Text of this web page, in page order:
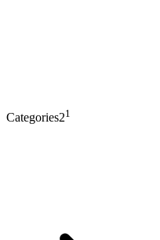
Categories21